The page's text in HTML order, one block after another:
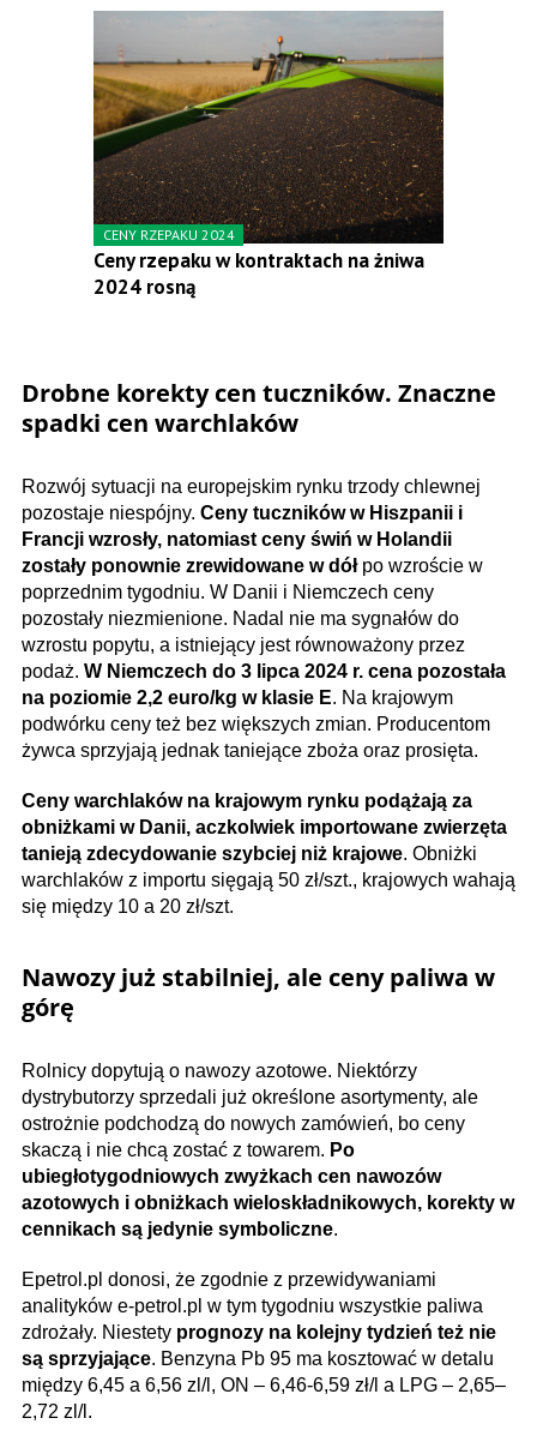
CENY RZEPAKU 2024
Ceny rzepaku w kontraktach na żniwa
2024 rosną
Drobne korekty cen tuczników. Znaczne
spadki cen warchlaków
Rozwój sytuacji na europejskim rynku trzody chlewnej
pozostaje niespójny. Ceny tuczników w Hiszpanii i
Francji wzrosły, natomiast ceny świń w Holandii
zostały ponownie zrewidowane w dół po wzroście w
poprzednim tygodniu. W Danii i Niemczech ceny
pozostały niezmienione. Nadal nie ma sygnałów do
wzrostu popytu, a istniejący jest równoważony przez
podaż. W Niemczech do 3 lipca 2024 r. cena pozostała
na poziomie 2,2 euro/kg w klasie E. Na krajowym
podwórku ceny też bez większych zmian. Producentom
żywca sprzyjają jednak taniejące zboża oraz prosięta.
Ceny warchlaków na krajowym rynku podążają za
obniżkami w Danii, aczkolwiek importowane zwierzęta
tanieją zdecydowanie szybciej niż krajowe. Obniżki
warchlaków z importu sięgają 50 zł/szt., krajowych wahają
się między 10 a 20 zł/szt.
Nawozy już stabilniej, ale ceny paliwa w
górę
Rolnicy dopytują o nawozy azotowe. Niektórzy
dystrybutorzy sprzedali już określone asortymenty, ale
ostrożnie podchodzą do nowych zamówień, bo ceny
skaczą i nie chcą zostać z towarem. Po
ubiegłotygodniowych zwyżkach cen nawozów
azotowych i obniżkach wieloskładnikowych, korekty w
cennikach są jedynie symboliczne.
Epetrol.pl donosi, że zgodnie z przewidywaniami
analityków e-petrol.pl w tym tygodniu wszystkie paliwa
zdrożały. Niestety prognozy na kolejny tydzień też nie
są sprzyjające. Benzyna Pb 95 ma kosztować w detalu
między 6,45 a 6,56 zl/l, ON – 6,46-6,59 zł/l a LPG – 2,65–
2,72 zl/l.